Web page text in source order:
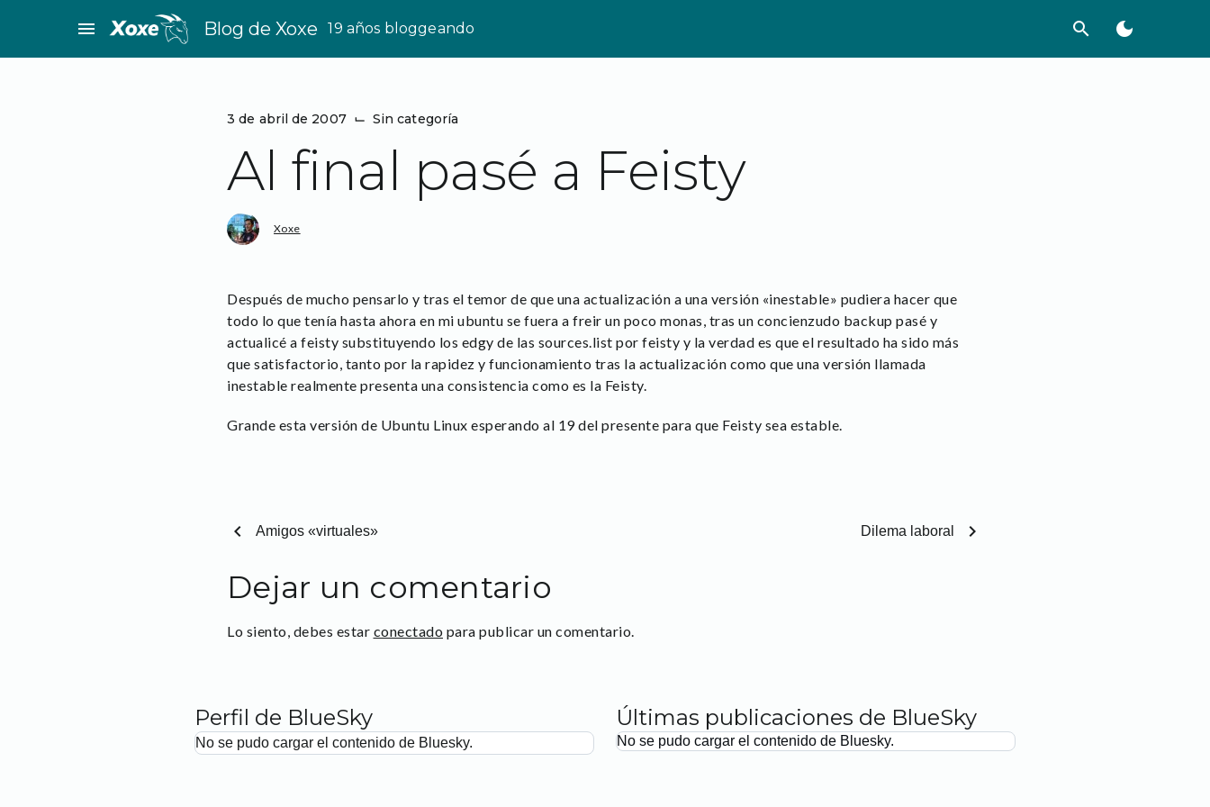
menu Blog de Xoxe 19 años bloggeando search dark_mode
3 de abril de 2007 ⌙ Sin categoría
Al final pasé a Feisty
Xoxe
Después de mucho pensarlo y tras el temor de que una actualización a una versión «inestable» pudiera hacer que
todo lo que tenía hasta ahora en mi ubuntu se fuera a freir un poco monas, tras un concienzudo backup pasé y
actualicé a feisty substituyendo los edgy de las sources.list por feisty y la verdad es que el resultado ha sido más
que satisfactorio, tanto por la rapidez y funcionamiento tras la actualización como que una versión llamada
inestable realmente presenta una consistencia como es la Feisty.
Grande esta versión de Ubuntu Linux esperando al 19 del presente para que Feisty sea estable.
chevron_left Amigos «virtuales» Dilema laboral chevron_right
Dejar un comentario
Lo siento, debes estar conectado para publicar un comentario.
Perfil de BlueSky
No se pudo cargar el contenido de Bluesky.
Últimas publicaciones de BlueSky
No se pudo cargar el contenido de Bluesky.